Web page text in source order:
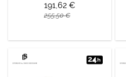
191,62 €
255,50 €